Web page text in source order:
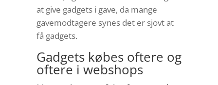
at give gadgets i gave, da mange
gavemodtagere synes det er sjovt at
få gadgets.
Gadgets købes oftere og
oftere i webshops